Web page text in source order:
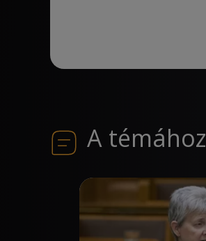
A témához